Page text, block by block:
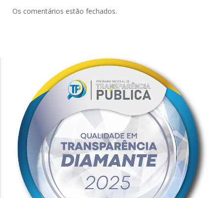
Os comentários estão fechados.